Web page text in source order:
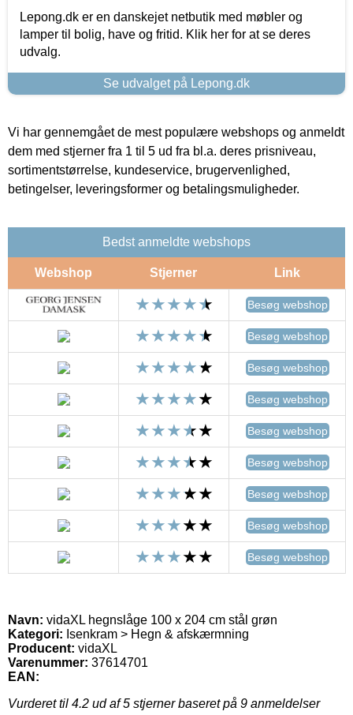
Lepong.dk er en danskejet netbutik med møbler og
lamper til bolig, have og fritid. Klik her for at se deres
udvalg.
Se udvalget på Lepong.dk
Vi har gennemgået de mest populære webshops og anmeldt
dem med stjerner fra 1 til 5 ud fra bl.a. deres prisniveau,
sortimentstørrelse, kundeservice, brugervenlighed,
betingelser, leveringsformer og betalingsmuligheder.
Bedst anmeldte webshops
Webshop Stjerner Link
Besøg webshop
Besøg webshop
Besøg webshop
Besøg webshop
Besøg webshop
Besøg webshop
Besøg webshop
Besøg webshop
Besøg webshop
Navn: vidaXL hegnslåge 100 x 204 cm stål grøn
Kategori: Isenkram > Hegn & afskærmning
Producent: vidaXL
Varenummer: 37614701
EAN:
Vurderet til 4.2 ud af 5 stjerner baseret på 9 anmeldelser